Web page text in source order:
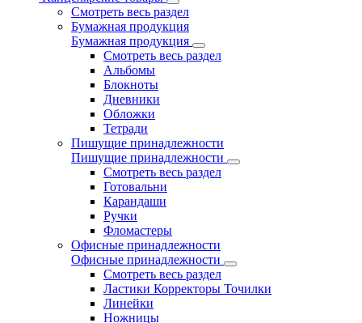
Смотреть весь раздел
Бумажная продукция
Бумажная продукция
Смотреть весь раздел
Альбомы
Блокноты
Дневники
Обложки
Тетради
Пишущие принадлежности
Пишущие принадлежности
Смотреть весь раздел
Готовальни
Карандаши
Ручки
Фломастеры
Офисные принадлежности
Офисные принадлежности
Смотреть весь раздел
Ластики Корректоры Точилки
Линейки
Ножницы